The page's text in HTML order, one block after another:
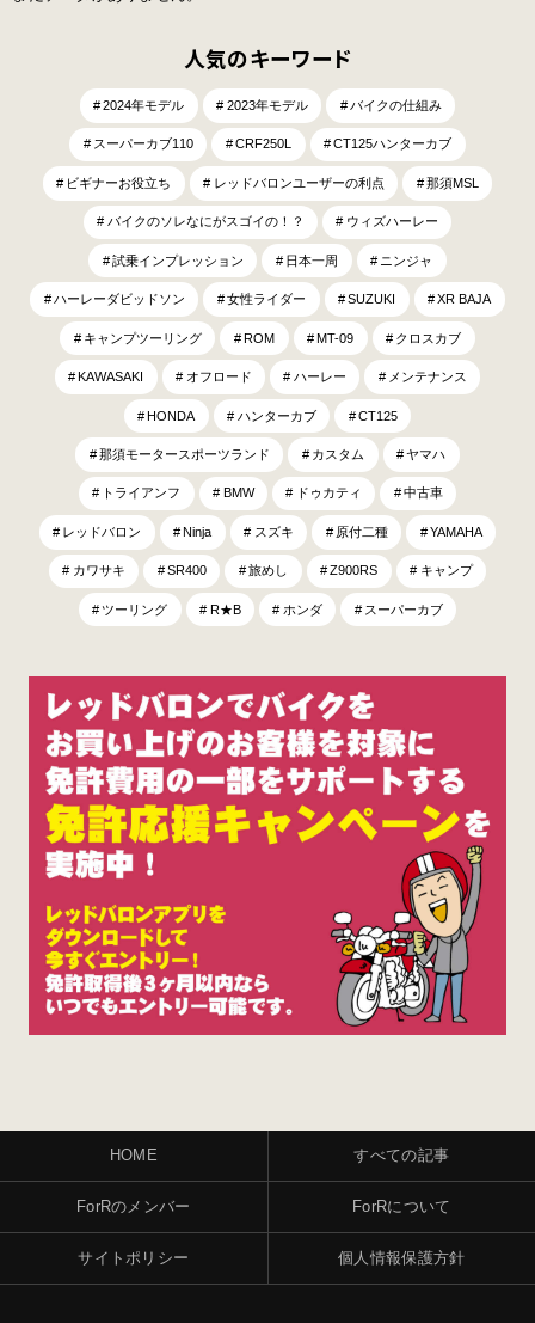
人気のキーワード
2024年モデル 2023年モデル バイクの仕組み
スーパーカブ110 CRF250L CT125ハンターカブ
ビギナーお役立ち レッドバロンユーザーの利点 那須MSL
バイクのソレなにがスゴイの！？ ウィズハーレー
試乗インプレッション 日本一周 ニンジャ
ハーレーダビッドソン 女性ライダー SUZUKI XR BAJA
キャンプツーリング ROM MT-09 クロスカブ
KAWASAKI オフロード ハーレー メンテナンス
HONDA ハンターカブ CT125
那須モータースポーツランド カスタム ヤマハ
トライアンフ BMW ドゥカティ 中古車
レッドバロン Ninja スズキ 原付二種 YAMAHA
カワサキ SR400 旅めし Z900RS キャンプ
ツーリング R★B ホンダ スーパーカブ
HOME すべての記事
ForRのメンバー ForRについて
サイトポリシー 個人情報保護方針